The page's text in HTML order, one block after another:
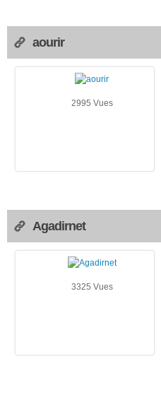
aourir
2995 Vues
Agadirnet
3325 Vues